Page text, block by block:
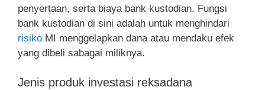
penyertaan, serta biaya bank kustodian. Fungsi
bank kustodian di sini adalah untuk menghindari
risiko MI menggelapkan dana atau mendaku efek
yang dibeli sabagai miliknya.
Jenis produk investasi reksadana